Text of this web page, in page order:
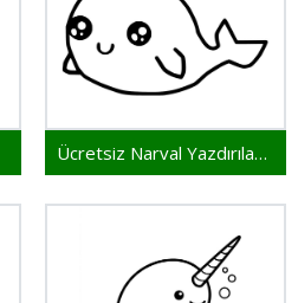
Ücretsiz Narval Yazdırılabilir